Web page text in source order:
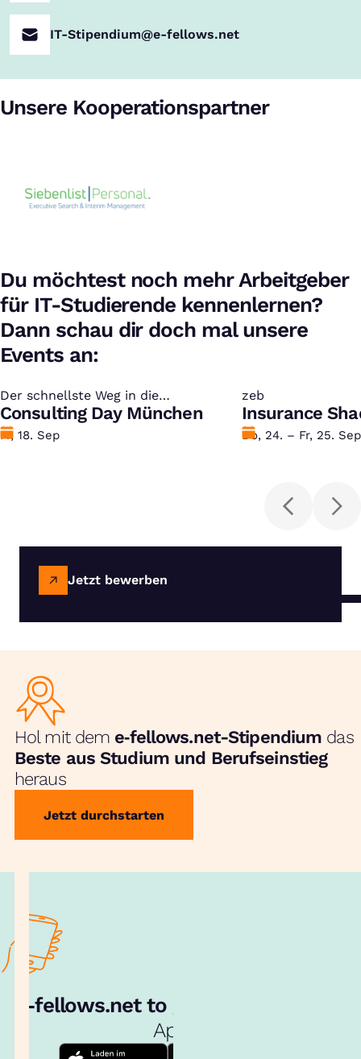
IT-Stipendium@e-fellows.net
Unsere Kooperationspartner
Du möchtest noch mehr Arbeitgeber
für IT-Studierende kennenlernen?
Dann schau dir doch mal unsere
Events an:
Der schnellste Weg in die
Unternehmensberatung
:
Consulting Day München
Datum
Fr, 18. Sep
zeb
:
Insurance
Datum
Do, 24. – Fr, 25. Sep
Jetzt bewerben
Hol mit dem e‑fellows.net-Stipendium das
Beste aus Studium und Berufseinstieg
heraus
Jetzt durchstarten
e‑fellows.net to go:
App!